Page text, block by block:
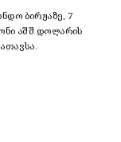
ბირჟაზე, 7
აშშ დოლარის